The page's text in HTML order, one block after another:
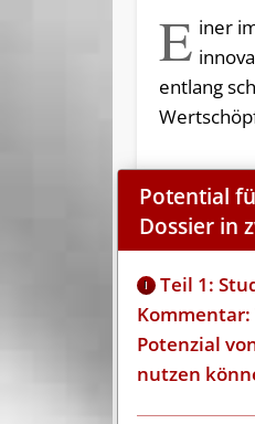
E iner
entlang
Potential
Dossier in
I
Teil 1:
Kommentar:
Potenzial
nutzen